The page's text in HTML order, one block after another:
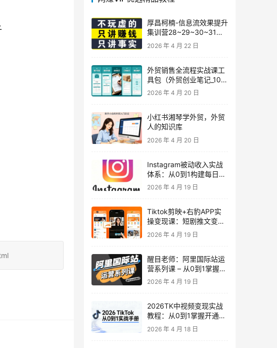
厚昌柯楠-信息流效果提升
集训营28~29~30~31
期，智能投放·巨量AD/百
度优化·AI提效指南
2026 年 4 月 22 日
外贸销售全流程实战课工
具包（外贸创业笔记_10年
外贸经验）
2026 年 4 月 20 日
小红书湘琴学外贸，外贸
人的知识库
2026 年 4 月 20 日
Instagram被动收入实战
体系：从0到1构建每日盈
利的自动销售漏斗
2026 年 4 月 19 日
Tiktok剪映+右豹APP实
操变现课：短剧推文变现
全教程来了！
2026 年 4 月 19 日
醒目老师：阿里国际站运
营系列课 – 从0到1掌握平
台运营核心技巧
2026 年 4 月 19 日
2026TK中视频变现实战
教程：从0到1掌握开通、
养号、剪辑到变现，新手
副业首选
2026 年 4 月 18 日